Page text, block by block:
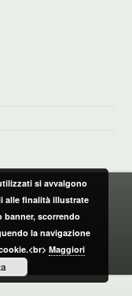
si avvalgono
alle finalità illustrate
banner, scorrendo
la navigazione
Maggiori